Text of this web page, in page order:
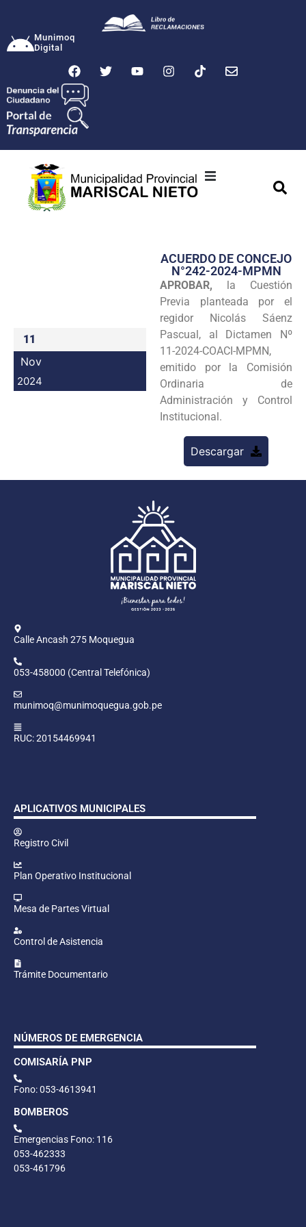
Munimoq
Digital
Transparencia
Seguridad
Programas
Intranet
11
Nov
2024
ACUERDO DE CONCEJO
N°242-2024-MPMN
APROBAR, la Cuestión
Previa planteada por el
regidor Nicolás Sáenz
Pascual, al Dictamen Nº
11-2024-COACI-MPMN,
emitido por la Comisión
Ordinaria de
Administración y Control
Institucional.
Descargar
Calle Ancash 275 Moquegua
053-458000 (Central Telefónica)
munimoq@munimoquegua.gob.pe
RUC: 20154469941
APLICATIVOS MUNICIPALES
Registro Civil
Plan Operativo Institucional
Mesa de Partes Virtual
Control de Asistencia
Trámite Documentario
NÚMEROS DE EMERGENCIA
COMISARÍA PNP
Fono: 053-4613941
BOMBEROS
Emergencias Fono: 116
053-462333
053-461796